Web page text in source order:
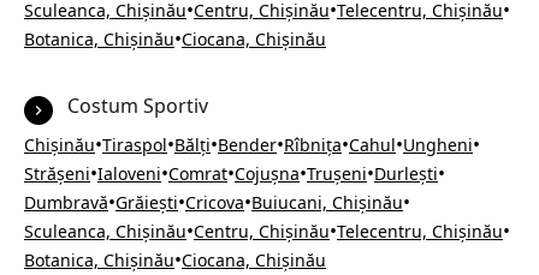
Sculeanca, Chișinău•Centru, Chișinău•Telecentru, Chișinău•
Botanica, Chișinău•Ciocana, Chișinău
Costum Sportiv
Chișinău•Tiraspol•Bălți•Bender•Rîbnița•Cahul•Ungheni•
Strășeni•Ialoveni•Comrat•Cojușna•Trușeni•Durlești•
Dumbravă•Grăiești•Cricova•Buiucani, Chișinău•
Sculeanca, Chișinău•Centru, Chișinău•Telecentru, Chișinău•
Botanica, Chișinău•Ciocana, Chișinău